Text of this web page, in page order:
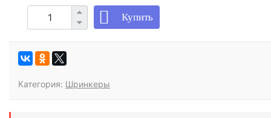
Купить
Категория: Шринкеры